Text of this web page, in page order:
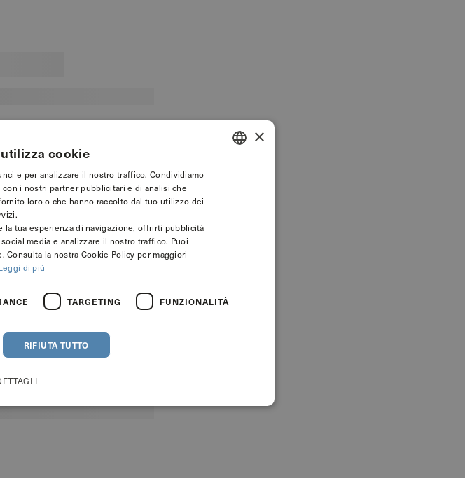
×
cookie
e per analizzare il nostro traffico. Condividiamo
i nostri partner pubblicitari e di analisi che
loro o che hanno raccolto dal tuo utilizzo dei
tua esperienza di navigazione, offrirti pubblicità
media e analizzare il nostro traffico. Puoi
la nostra Cookie Policy per maggiori
di più
TARGETING FUNZIONALITÀ
RIFIUTA TUTTO